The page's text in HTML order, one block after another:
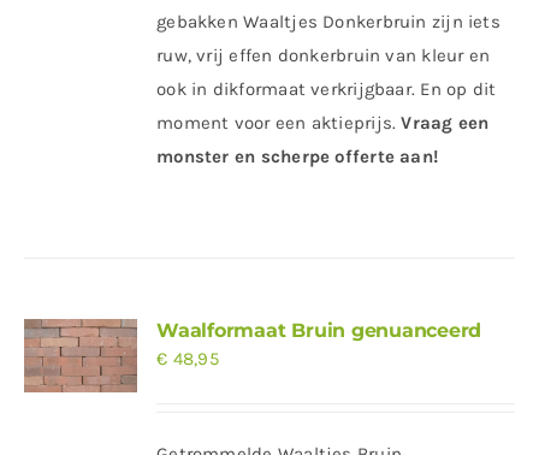
gebakken Waaltjes Donkerbruin zijn iets
ruw, vrij effen donkerbruin van kleur en
ook in dikformaat verkrijgbaar. En op dit
moment voor een aktieprijs.Vraag een
monster en scherpe offerte aan!
Waalformaat Bruin genuanceerd
€ 48,95